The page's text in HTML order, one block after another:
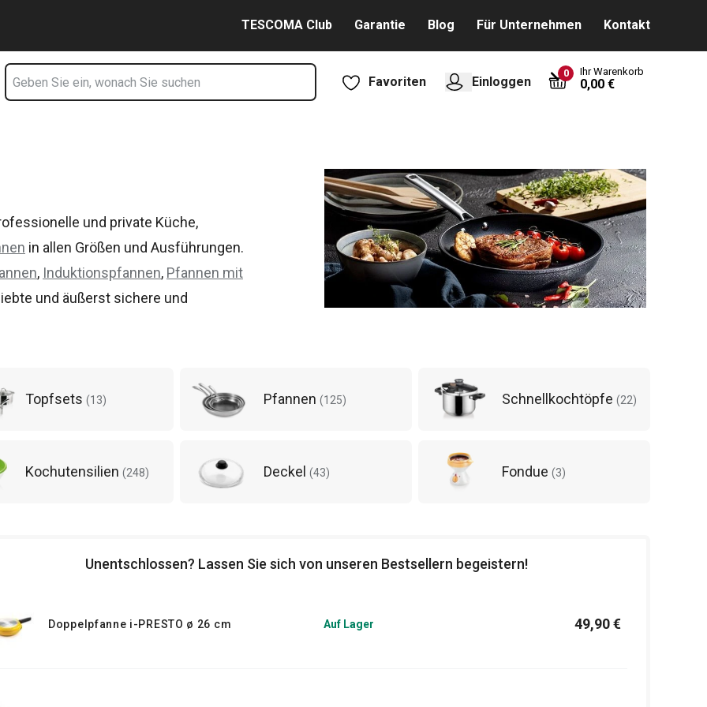
TESCOMA Club Garantie Blog Für Unternehmen Kontakt
Favoriten Einloggen
0 Ihr Warenkorb
0,00 €
und private Küche,
in allen Größen und Ausführungen.
, Induktionspfannen, Pfannen mit
und äußerst sichere und
- kurzum, erstklassige
Topfsets (13) Pfannen (125) Schnellkochtöpfe (22)
Kochutensilien (248) Deckel (43) Fondue (3)
Unentschlossen? Lassen Sie sich von unseren Bestsellern begeistern!
Doppelpfanne i-PRESTO ø 26 cm Auf Lager 49,90 €